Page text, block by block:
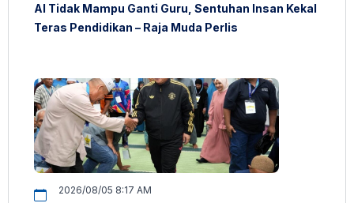
AI Tidak Mampu Ganti Guru, Sentuhan Insan Kekal
Teras Pendidikan – Raja Muda Perlis
2026/08/05 8:17 AM